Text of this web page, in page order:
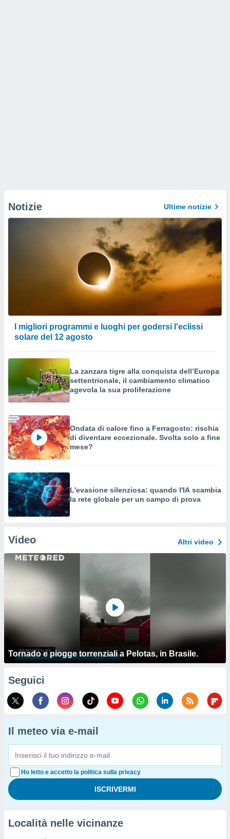
Notizie Ultime notizie
I migliori programmi e luoghi per godersi l'eclissi
solare del 12 agosto
La zanzara tigre alla conquista dell’Europa
settentrionale, il cambiamento climatico
agevola la sua proliferazione
Ondata di calore fino a Ferragosto: rischia
di diventare eccezionale. Svolta solo a fine
mese?
L'evasione silenziosa: quando l'IA scambia
la rete globale per un campo di prova
Video Altri video
Tornado e piogge torrenziali a Pelotas, in Brasile.
Seguici
Il meteo via e-mail
Ho letto e accetto la politica sulla privacy
Località nelle vicinanze